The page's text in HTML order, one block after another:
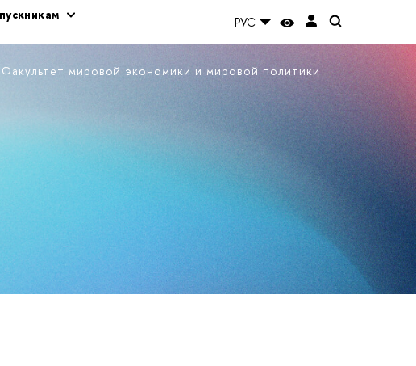
РУС
Факультет мировой экономики и мировой политики